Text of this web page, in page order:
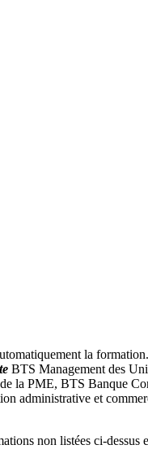
la
BTS Management des
la PME, BTS Banque
et
non listées ci-